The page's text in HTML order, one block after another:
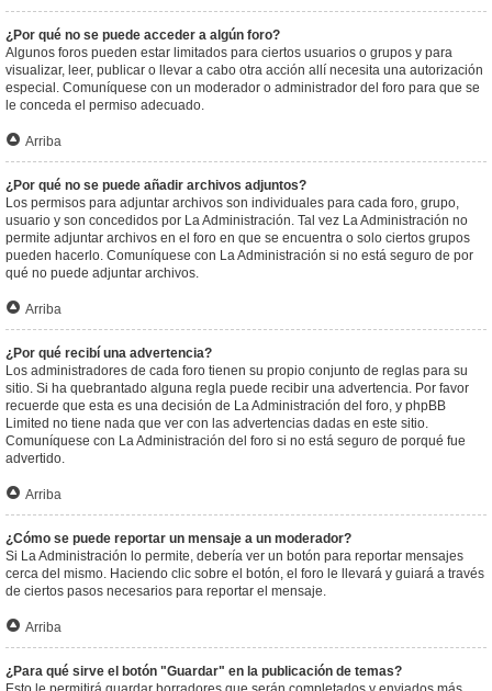
¿Por qué no se puede acceder a algún foro?
Algunos foros pueden estar limitados para ciertos usuarios o grupos y para
visualizar, leer, publicar o llevar a cabo otra acción allí necesita una autorización
especial. Comuníquese con un moderador o administrador del foro para que se
le conceda el permiso adecuado.
Arriba
¿Por qué no se puede añadir archivos adjuntos?
Los permisos para adjuntar archivos son individuales para cada foro, grupo,
usuario y son concedidos por La Administración. Tal vez La Administración no
permite adjuntar archivos en el foro en que se encuentra o solo ciertos grupos
pueden hacerlo. Comuníquese con La Administración si no está seguro de por
qué no puede adjuntar archivos.
Arriba
¿Por qué recibí una advertencia?
Los administradores de cada foro tienen su propio conjunto de reglas para su
sitio. Si ha quebrantado alguna regla puede recibir una advertencia. Por favor
recuerde que esta es una decisión de La Administración del foro, y phpBB
Limited no tiene nada que ver con las advertencias dadas en este sitio.
Comuníquese con La Administración del foro si no está seguro de porqué fue
advertido.
Arriba
¿Cómo se puede reportar un mensaje a un moderador?
Si La Administración lo permite, debería ver un botón para reportar mensajes
cerca del mismo. Haciendo clic sobre el botón, el foro le llevará y guiará a través
de ciertos pasos necesarios para reportar el mensaje.
Arriba
¿Para qué sirve el botón "Guardar" en la publicación de temas?